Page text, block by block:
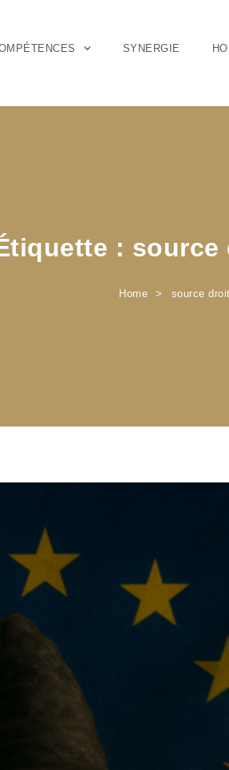
SYNERGIE
: source
Home source